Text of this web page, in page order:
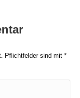
Pflichtfelder sind mit *